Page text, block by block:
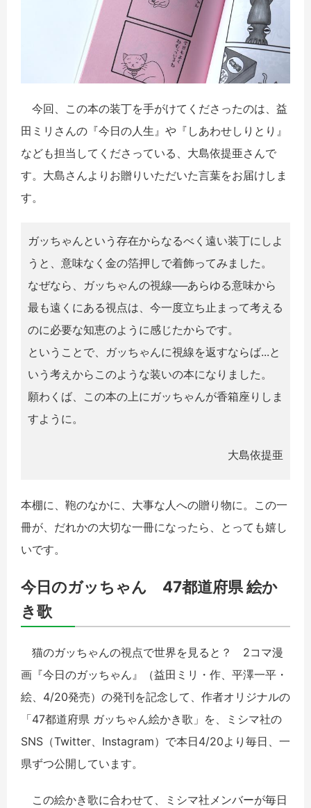
今回、この本の装丁を手がけてくださったのは、益
田ミリさんの『今日の人生』や『しあわせしりとり』
なども担当してくださっている、大島依提亜さんで
す。大島さんよりお贈りいただいた言葉をお届けしま
す。
ガッちゃんという存在からなるべく遠い装丁にしよ
うと、意味なく金の箔押しで着飾ってみました。
なぜなら、ガッちゃんの視線──あらゆる意味から
最も遠くにある視点は、今一度立ち止まって考える
のに必要な知恵のように感じたからです。
ということで、ガッちゃんに視線を返すならば...と
いう考えからこのような装いの本になりました。
願わくば、この本の上にガッちゃんが香箱座り しま
すように。
大島依提亜
本棚に、鞄のなかに、大事な人への贈り物に。この一
冊が、だれかの大切な一冊になったら、とっても嬉し
いです。
今日のガッちゃん 47都道府県 絵か
き歌
猫のガッちゃんの視点で世界を見ると？ 2コマ漫
画『今日のガッちゃん』（益田ミリ・作、平澤一平・
絵、4/20発売）の発刊を記念して、作者オリジナルの
「47都道府県 ガッちゃん絵かき歌」を、ミシマ社の
SNS（Twitter、Instagram）で本日4/20より毎日、一
県ずつ公開しています。
この絵かき歌に合わせて、ミシマ社メンバーが毎日